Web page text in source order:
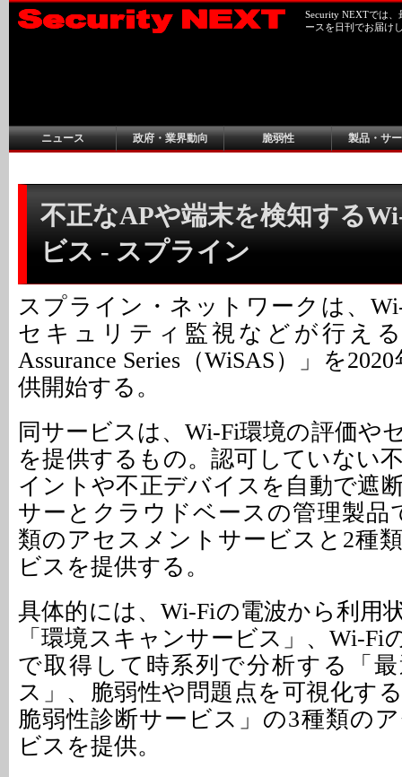
Security NEXTでは
ースを日刊でお届け
ニュース 政府・業界動向 脆弱性 製品・サ
不正なAPや端末を検知する
ビス - スプライン
スプライン・ネットワークは、
セキュリティ監視などが行える
Assurance Series（WiSAS）」を
供開始する。
同サービスは、Wi-Fi環境の評価や
を提供するもの。認可していない
イントや不正デバイスを自動で遮
サーとクラウドベースの管理製品
類のアセスメントサービスと2種
ビスを提供する。
具体的には、Wi-Fiの電波から利用
「環境スキャンサービス」、Wi-Fi
で取得して時系列で分析する「
ス」、脆弱性や問題点を可視化す
脆弱性診断サービス」の3種類の
ビスを提供。